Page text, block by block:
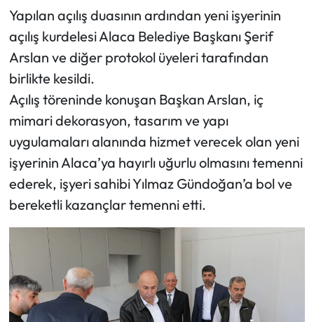
Yapılan açılış duasının ardından yeni işyerinin
açılış kurdelesi Alaca Belediye Başkanı Şerif
Arslan ve diğer protokol üyeleri tarafından
birlikte kesildi.
Açılış töreninde konuşan Başkan Arslan, iç
mimari dekorasyon, tasarım ve yapı
uygulamaları alanında hizmet verecek olan yeni
işyerinin Alaca’ya hayırlı uğurlu olmasını temenni
ederek, işyeri sahibi Yılmaz Gündoğan’a bol ve
bereketli kazançlar temenni etti.
Resmi Reklam
Sağlık
Siyaset
Spor
Sungurlu Haberleri
Turizm
Uğurludağ Haberleri
Yaşam
Yayla Haber